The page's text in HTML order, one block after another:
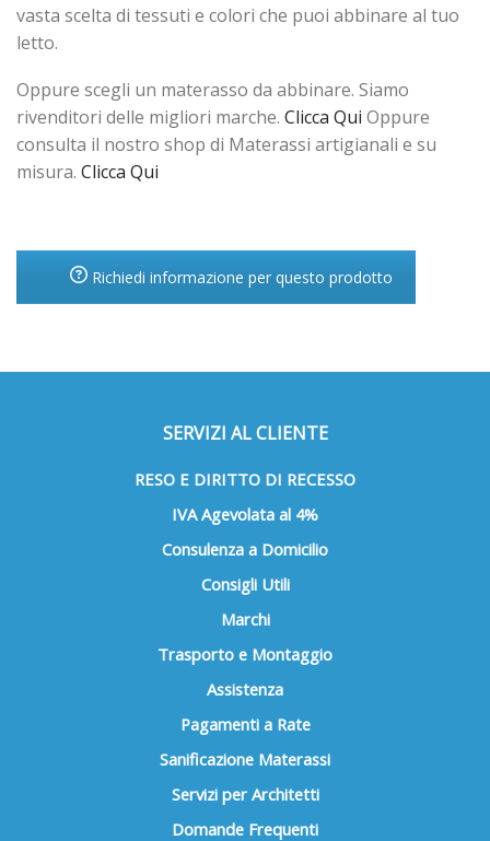
vasta scelta di tessuti e colori che puoi abbinare al tuo
letto.
Oppure scegli un materasso da abbinare. Siamo
rivenditori delle migliori marche. Clicca Qui Oppure
consulta il nostro shop di Materassi artigianali e su
misura. Clicca Qui
Richiedi informazione per questo prodotto
SERVIZI AL CLIENTE
RESO E DIRITTO DI RECESSO
IVA Agevolata al 4%
Consulenza a Domicilio
Consigli Utili
Marchi
Trasporto e Montaggio
Assistenza
Pagamenti a Rate
Sanificazione Materassi
Servizi per Architetti
Domande Frequenti